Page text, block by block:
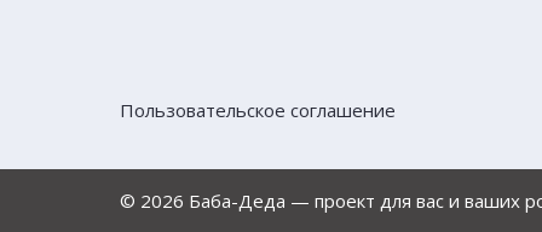
Пользовательское соглашение
© 2026 Баба-Деда — проект для вас и ваших